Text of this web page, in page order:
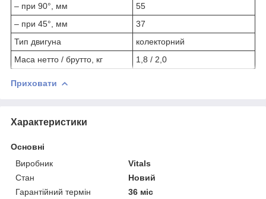
– при 90°, мм
55
– при 45°, мм
37
Тип двигуна
колекторний
Маса нетто / брутто, кг
1,8 / 2,0
Приховати
Характеристики
Основні
Виробник
Vitals
Стан
Новий
Гарантійний термін
36 міс